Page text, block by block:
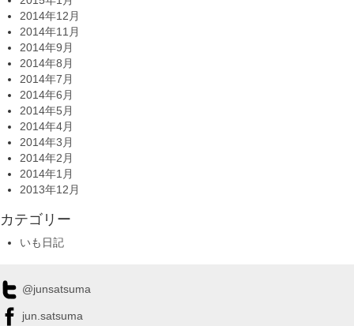
2014年12月
2014年11月
2014年9月
2014年8月
2014年7月
2014年6月
2014年5月
2014年4月
2014年3月
2014年2月
2014年1月
2013年12月
カテゴリー
いも日記
@junsatsuma
jun.satsuma